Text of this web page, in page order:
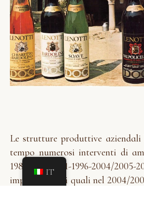
Le strutture produttive
tempo numerosi interventi di
1981-1988-1991-1996-2004/
importante dei quali nel 2004/
IT